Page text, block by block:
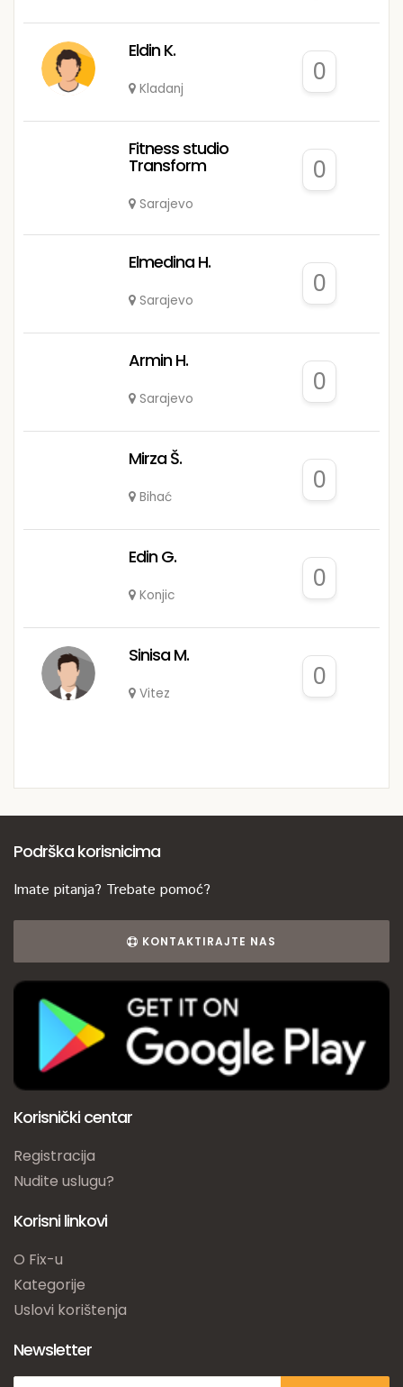
Eldin K.
Kladanj
0
Fitness studio
Transform
Sarajevo
0
Elmedina H.
Sarajevo
0
Armin H.
Sarajevo
0
Mirza Š.
Bihać
0
Edin G.
Konjic
0
Sinisa M.
Vitez
0
Podrška korisnicima
Imate pitanja? Trebate pomoć?
KONTAKTIRAJTE NAS
Korisnički centar
Registracija
Nudite uslugu?
Korisni linkovi
O Fix-u
Kategorije
Uslovi korištenja
Newsletter